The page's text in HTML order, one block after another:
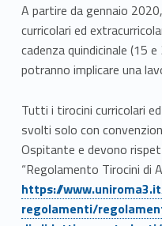
c
i
n
i
A partire da gennaio
curricolari ed
cadenza quindicinale (15
potranno implicare una
Tutti i tirocini curricolari
svolti solo con
Ospitante e devono
“Regolamento Tirocini di
https://
regolamenti/